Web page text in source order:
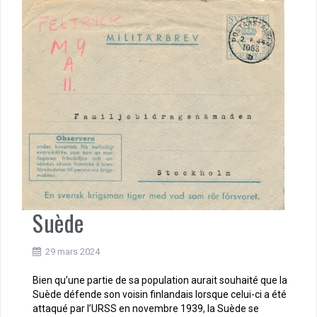
Suède
29 mars 2024
Bien qu’une partie de sa population aurait souhaité que la
Suède défende son voisin finlandais lorsque celui-ci a été
attaqué par l’URSS en novembre 1939, la Suède se